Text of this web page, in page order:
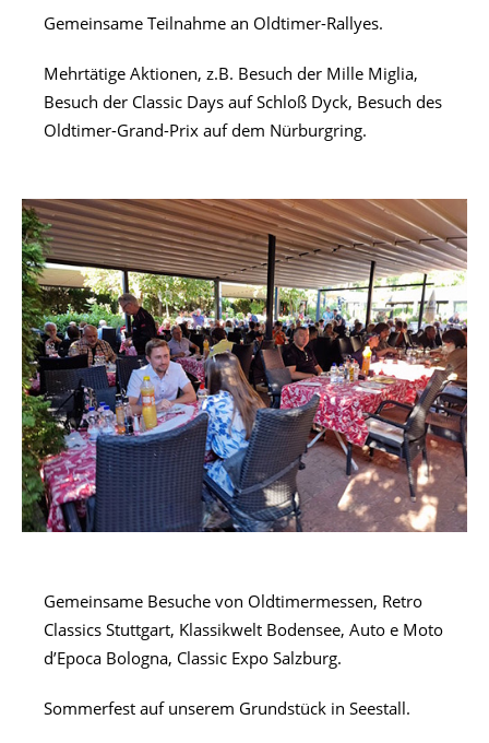
Gemeinsame Teilnahme an Oldtimer-Rallyes.
Mehrtätige Aktionen, z.B. Besuch der Mille Miglia,
Besuch der Classic Days auf Schloß Dyck, Besuch des
Oldtimer-Grand-Prix auf dem Nürburgring.
Gemeinsame Besuche von Oldtimermessen, Retro
Classics Stuttgart, Klassikwelt Bodensee, Auto e Moto
d’Epoca Bologna, Classic Expo Salzburg.
Sommerfest auf unserem Grundstück in Seestall.